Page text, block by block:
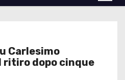
Carlesimo
ritiro dopo cinque